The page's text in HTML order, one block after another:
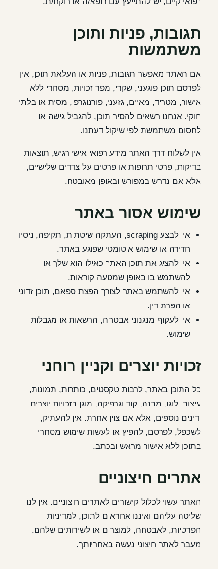
רפואי קיים, יש להתייעץ עם רופא/ה או רוקח/ת.
תגובות, פניות ותוכן
משתמשות
אם האתר מאפשר תגובות, פניות או העלאת תוכן, אין
לפרסם תוכן פוגעני, שקרי, מפר זכויות, מסחרי ללא
אישור, מטריד, מאיים, גזעני, פורנוגרפי, מסית או בלתי
חוקי. אנחנו רשאים להסיר תוכן, להגביל גישה או
לחסום משתמשת לפי שיקול דעתנו.
אין לשלוח דרך האתר מידע רפואי אישי רגיש, תוצאות
בדיקות, פרטי תרופות או פרטים על צדדים שלישיים,
אלא אם נדרש במפורש ובאופן מאובטח.
שימוש אסור באתר
אין לבצע scraping, העתקה שיטתית, תקיפה, ניסיון
חדירה או שימוש אוטומטי שפוגע באתר.
אין להציג את תוכן האתר כאילו הוא שלך או
להשתמש בו באופן שמטעה קוראות.
אין להשתמש באתר לצורך הפצת ספאם, תוכן זדוני
או הפרת דין.
אין לעקוף מנגנוני אבטחה, הרשאות או מגבלות
שימוש.
זכויות יוצרים וקניין רוחני
כל התוכן באתר, לרבות טקסטים, כותרות, תמונות,
עיצוב, לוגו, מבנה, קוד וגרפיקה, מוגן בזכויות יוצרים
ודינים נוספים, אלא אם צוין אחרת. אין להעתיק,
לשכפל, לפרסם, להפיץ או לעשות שימוש מסחרי
בתוכן ללא אישור מראש ובכתב.
אתרים חיצוניים
האתר עשוי לכלול קישורים לאתרים חיצוניים. אין לנו
שליטה עליהם ואיננו אחראים לתוכן, למדיניות
הפרטיות, לאבטחה, למוצרים או לשירותים שלהם.
מעבר לאתר חיצוני נעשה באחריותך.